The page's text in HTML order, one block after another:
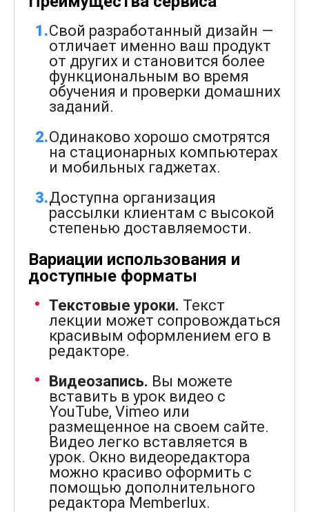
Свой разработанный дизайн —
отличает именно ваш продукт
от других и становится более
функциональным во время
обучения и проверки домашних
заданий.
Одинаково хорошо смотрятся
на стационарных компьютерах
и мобильных гаджетах.
Доступна организация
рассылки клиентам с высокой
степенью доставляемости.
Вариации использования и
доступные форматы
Текстовые уроки. Текст
лекции может сопровождаться
красивым оформлением его в
редакторе.
Видеозапись. Вы можете
вставить в урок видео с
YouTube, Vimeo или
размещенное на своем сайте.
Видео легко вставляется в
урок. Окно видеоредактора
можно красиво оформить с
помощью дополнительного
редактора Memberlux.